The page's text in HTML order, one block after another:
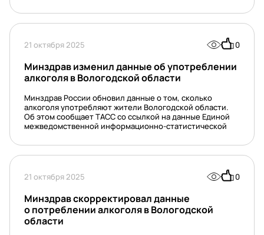
21 октября 2025 0
Минздрав изменил данные об употреблении
алкоголя в Вологодской области
Минздрав России обновил данные о том, сколько
алкоголя употребляют жители Вологодской области.
Об этом сообщает ТАСС со ссылкой на данные Единой
межведомственной информационно-статистической
21 октября 2025 0
Минздрав скорректировал данные
о потреблении алкоголя в Вологодской
области